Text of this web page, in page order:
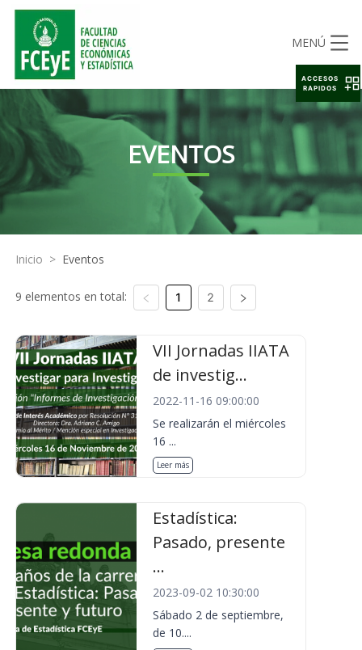
MENÚ
EVENTOS
Inicio > Eventos
9 elementos en total: 1 2
VII Jornadas IIATA
de investig...
2022-11-16 09:00:00
Se realizarán el miércoles
16 ...
Leer más
Estadística:
Pasado, presente
...
2023-09-02 10:30:00
Sábado 2 de septiembre,
de 10....
ACCESOS
RAPIDOS